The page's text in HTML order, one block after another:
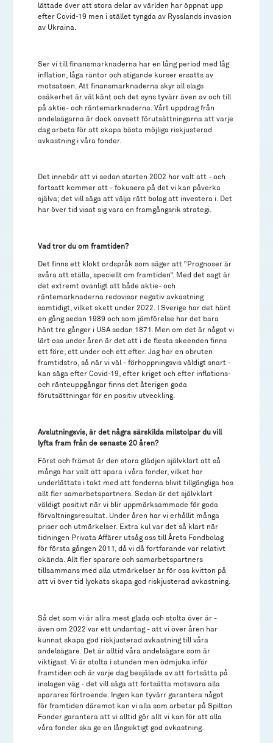
lättade över att stora delar av världen har öppnat upp
efter Covid-19 men i stället tyngda av Rysslands invasion
av Ukraina.
Ser vi till finansmarknaderna har en lång period med låg
inflation, låga räntor och stigande kurser ersatts av
motsatsen. Att finansmarknaderna skyr all slags
osäkerhet är väl känt och det syns tyvärr även av och till
på aktie- och räntemarknaderna. Vårt uppdrag från
andelsägarna är dock oavsett förutsättningarna att varje
dag arbeta för att skapa bästa möjliga riskjusterad
avkastning i våra fonder.
Det innebär att vi sedan starten 2002 har valt att - och
fortsatt kommer att - fokusera på det vi kan påverka
själva; det vill säga att välja rätt bolag att investera i. Det
har över tid visat sig vara en framgångsrik strategi.
Vad tror du om framtiden?
Det finns ett klokt ordspråk som säger att ”Prognoser är
svåra att ställa, speciellt om framtiden”. Med det sagt är
det extremt ovanligt att både aktie- och
räntemarknaderna redovisar negativ avkastning
samtidigt, vilket skett under 2022. I Sverige har det hänt
en gång sedan 1989 och som jämförelse har det bara
hänt tre gånger i USA sedan 1871. Men om det är något vi
lärt oss under åren är det att i de flesta skeenden finns
ett före, ett under och ett efter. Jag har en obruten
framtidstro, så när vi väl - förhoppningsvis väldigt snart -
kan säga efter Covid-19, efter kriget och efter inflations-
och ränteuppgångar finns det återigen goda
förutsättningar för en positiv utveckling.
Avslutningsvis, är det några särskilda milstolpar du vill
lyfta fram från de senaste 20 åren?
Först och främst är den stora glädjen självklart att så
många har valt att spara i våra fonder, vilket har
underlättats i takt med att fonderna blivit tillgängliga hos
allt fler samarbetspartners. Sedan är det självklart
väldigt positivt när vi blir uppmärksammade för goda
förvaltningsresultat. Under åren har vi erhållit många
priser och utmärkelser. Extra kul var det så klart när
tidningen Privata Affärer utsåg oss till Årets Fondbolag
för första gången 2011, då vi då fortfarande var relativt
okända. Allt fler sparare och samarbetspartners
tillsammans med alla utmärkelser är för oss kvitton på
att vi över tid lyckats skapa god riskjusterad avkastning.
Så det som vi är allra mest glada och stolta över är -
även om 2022 var ett undantag - att vi över åren har
kunnat skapa god riskjusterad avkastning till våra
andelsägare. Det är alltid våra andelsägare som är
viktigast. Vi är stolta i stunden men ödmjuka inför
framtiden och är varje dag besjälade av att fortsätta på
inslagen väg - det vill säga att fortsätta motsvara alla
sparares förtroende. Ingen kan tyvärr garantera något
för framtiden däremot kan vi alla som arbetar på Spiltan
Fonder garantera att vi alltid gör allt vi kan för att alla
våra fonder ska ge en långsiktigt god avkastning.